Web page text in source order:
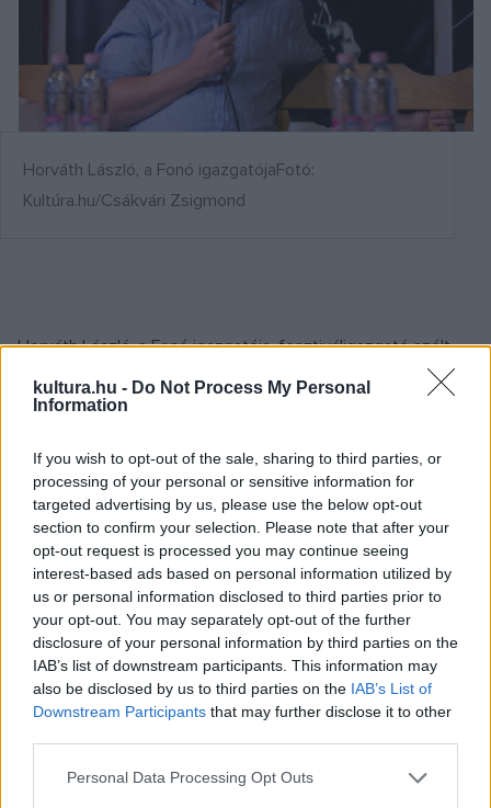
kultura.hu - Do Not Process My Personal
Information
If you wish to opt-out of the sale, sharing to third parties, or
processing of your personal or sensitive information for
targeted advertising by us, please use the below opt-out
section to confirm your selection. Please note that after your
opt-out request is processed you may continue seeing
interest-based ads based on personal information utilized by
us or personal information disclosed to third parties prior to
your opt-out. You may separately opt-out of the further
disclosure of your personal information by third parties on the
IAB’s list of downstream participants. This information may
also be disclosed by us to third parties on the IAB’s List of
Downstream Participants that may further disclose it to other
Please note that this website/app uses one or more Google
Personal Data Processing Opt Outs
Horváth László, a Fonó igazgatójaFotó:
Kultúra.hu/Csákvári Zsigmond
Horváth László, a Fonó igazgatója, fesztiváligazgató szólt
arról, hogy a fesztivál költségvetése nem éri el a 25 millió
forintot. A rendezvény az elmúlt évtizedben mégis olyan
teremtenek, elismerik a népzene ősi hagyományait,
ugyanakkor a mai korra is reflektálnak. Mint fogalmazott, az
idei fesztiválon a Fonó Budai Zeneház ad otthont a szakmai
programoknak, a Hagyományok Házában a nemzetközi
produkciók kapnak helyet, az óbudai Kobuci pedig a
mulatós-bulizós hely lesz.
?A jövő évi, tizenegyedik Budapest Folk Fest biztosan
fordulópont lesz, zajlanak a megbeszélések arról, milyen